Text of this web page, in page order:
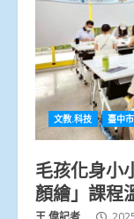
文教.科技 臺中市
毛孩化身小
顏繪」課程